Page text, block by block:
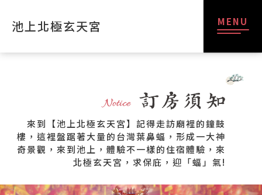
池上北極玄天宮 MENU
來到【池上北極玄天宮】記得走訪廟裡的鐘鼓
樓，這裡盤踞著大量的台灣葉鼻蝠，形成一大神
奇景觀，來到池上，體驗不一樣的住宿體驗，來
北極玄天宮，求保庇，迎「蝠」氣!